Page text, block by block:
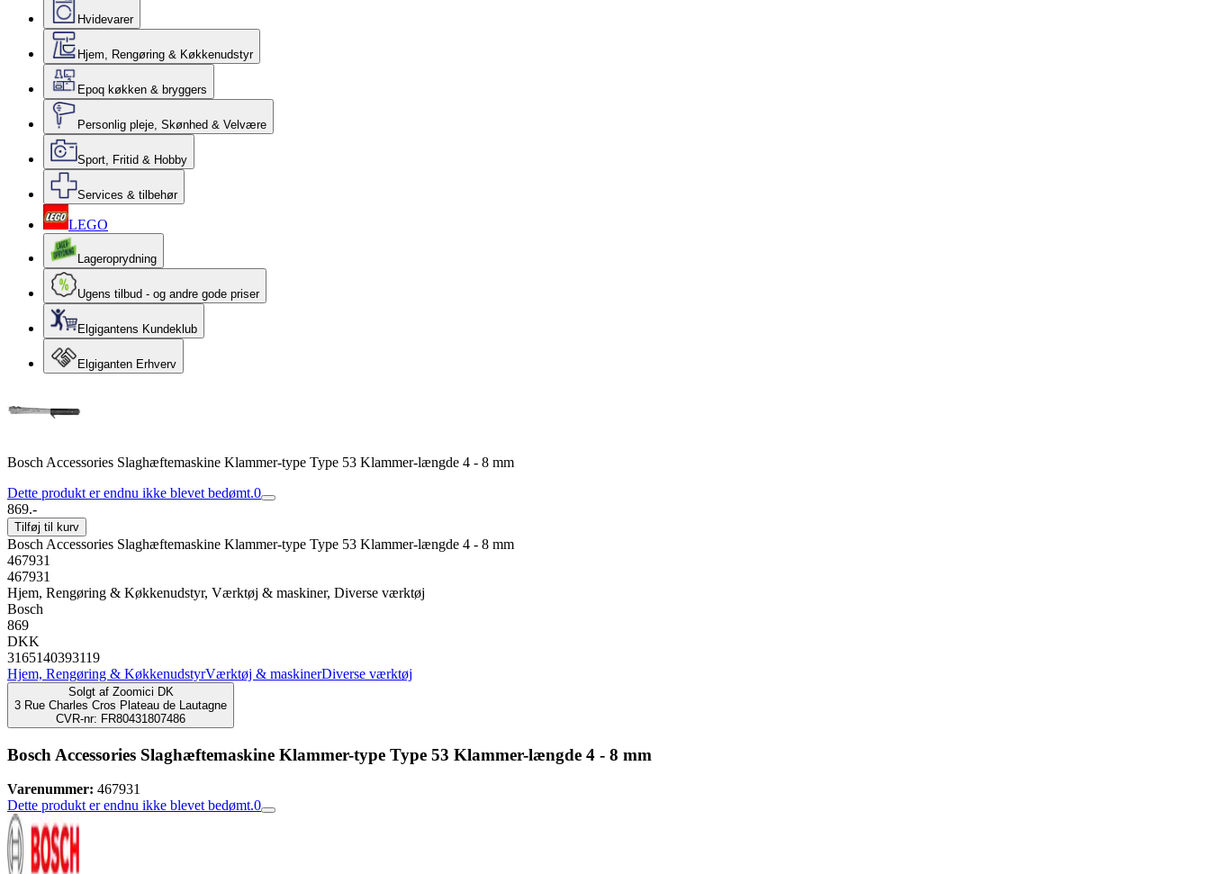
Hvidevarer
Hjem, Rengøring & Køkkenudstyr
Epoq køkken & bryggers
Personlig pleje, Skønhed & Velvære
Sport, Fritid & Hobby
Services & tilbehør
LEGO
Lageroprydning
Ugens tilbud - og andre gode priser
Elgigantens Kundeklub
Elgiganten Erhverv
Bosch Accessories Slaghæftemaskine Klammer-type Type 53 Klammer-længde 4 - 8 mm
Dette produkt er endnu ikke blevet bedømt.0
869.-
Tilføj til kurv
Bosch Accessories Slaghæftemaskine Klammer-type Type 53 Klammer-længde 4 - 8 mm
467931
467931
Hjem, Rengøring & Køkkenudstyr, Værktøj & maskiner, Diverse værktøj
Bosch
869
DKK
3165140393119
Hjem, Rengøring & KøkkenudstyrVærktøj & maskinerDiverse værktøj
Solgt af Zoomici DK
3 Rue Charles Cros Plateau de Lautagne
CVR-nr: FR80431807486
Bosch Accessories Slaghæftemaskine Klammer-type Type 53 Klammer-længde 4 - 8 mm
Varenummer: 467931
Dette produkt er endnu ikke blevet bedømt.0